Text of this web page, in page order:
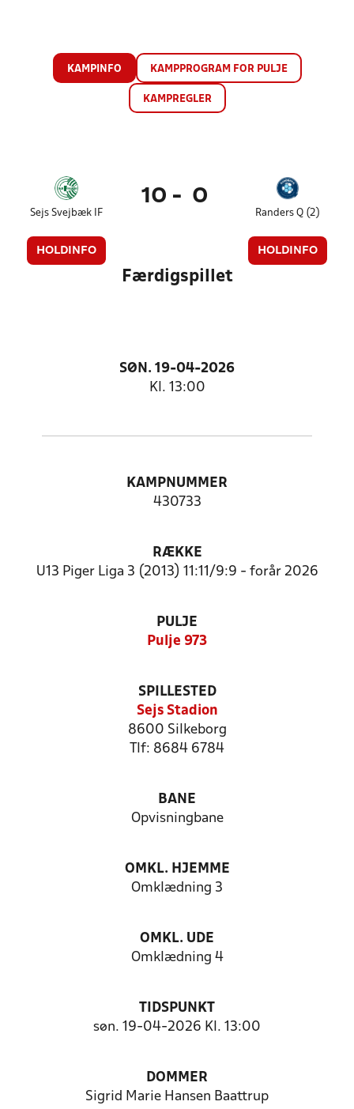
KAMPINFO KAMPPROGRAM FOR PULJE
KAMPREGLER
Sejs Svejbæk IF
HOLDINFO
10 - 0
Randers Q (2)
HOLDINFO
Færdigspillet
SØN. 19-04-2026
Kl. 13:00
KAMPNUMMER
430733
RÆKKE
U13 Piger Liga 3 (2013) 11:11/9:9 - forår 2026
PULJE
Pulje 973
SPILLESTED
Sejs Stadion
8600 Silkeborg
Tlf: 8684 6784
BANE
Opvisningbane
OMKL. HJEMME
Omklædning 3
OMKL. UDE
Omklædning 4
TIDSPUNKT
søn. 19-04-2026 Kl. 13:00
DOMMER
Sigrid Marie Hansen Baattrup